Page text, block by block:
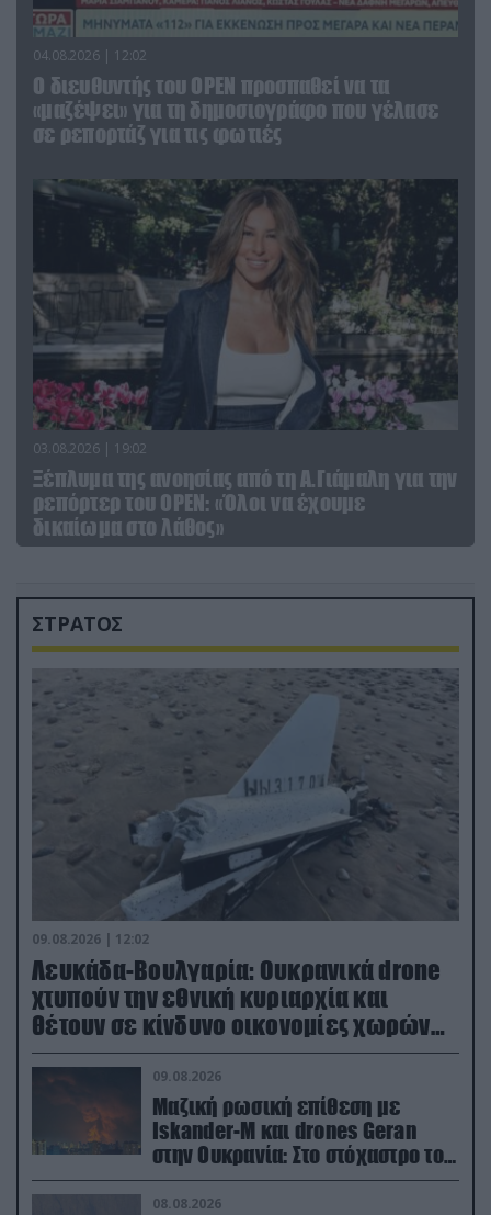
04.08.2026 | 12:02
O διευθυντής του OPEN προσπαθεί να τα
«μαζέψει» για τη δημοσιογράφο που γέλασε
σε ρεπορτάζ για τις φωτιές
03.08.2026 | 19:02
Ξέπλυμα της ανοησίας από τη Α.Γιάμαλη για την
ρεπόρτερ του ΟΡΕΝ: «Όλοι να έχουμε
δικαίωμα στο λάθος»
ΣΤΡΑΤΟΣ
09.08.2026 | 12:02
Λευκάδα-Βουλγαρία: Ουκρανικά drone
χτυπούν την εθνική κυριαρχία και
θέτουν σε κίνδυνο οικονομίες χωρών
του ΝΑΤΟ
09.08.2026
Μαζική ρωσική επίθεση με
Iskander-M και drones Geran
στην Ουκρανία: Στο στόχαστρο το
εργοστάσιο των Flamingo
08.08.2026